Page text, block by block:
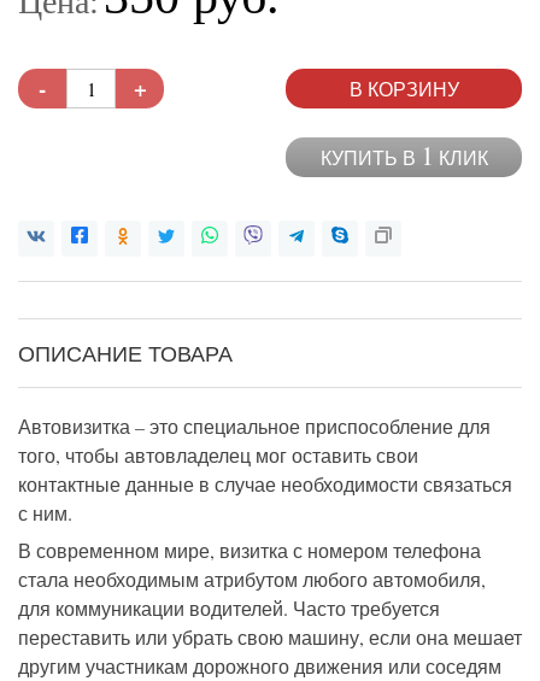
- + В КОРЗИНУ
КУПИТЬ В 1 КЛИК
ОПИСАНИЕ ТОВАРА
Автовизитка – это специальное приспособление для
того, чтобы автовладелец мог оставить свои
контактные данные в случае необходимости связаться
с ним.
В современном мире, визитка с номером телефона
стала необходимым атрибутом любого автомобиля,
для коммуникации водителей. Часто требуется
переставить или убрать свою машину, если она мешает
другим участникам дорожного движения или соседям